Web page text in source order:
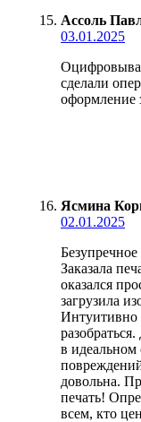
Ассоль
03.01.2025
сделали
оформление
Ясмина
02.01.2025
Заказала
оказался
загрузила
Интуитивно
в идеальном
довольна.
печать!
всем, кто